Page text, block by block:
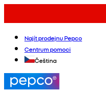
Najít prodejnu Pepco
Centrum pomoci
Čeština